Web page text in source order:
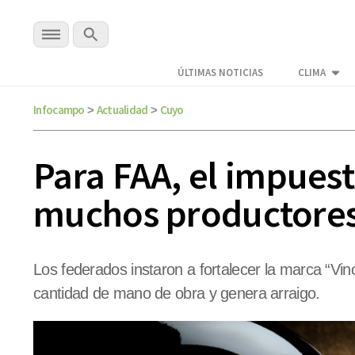
ÚLTIMAS NOTICIAS CLIMA
Infocampo > Actualidad > Cuyo
Para FAA, el
muchos
Los federados instaron a fortalecer la marca
cantidad de mano de obra y genera arraigo.